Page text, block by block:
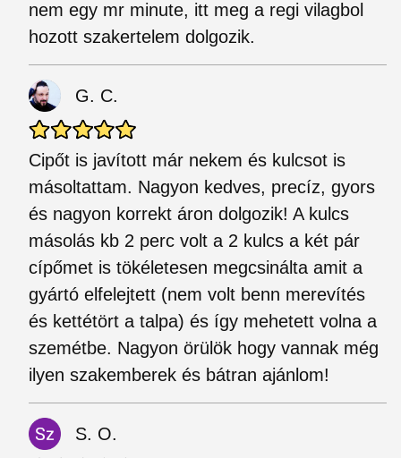
nem egy mr minute, itt meg a regi vilagbol
hozott szakertelem dolgozik.
G. C.
Cipőt is javított már nekem és kulcsot is
másoltattam. Nagyon kedves, precíz, gyors
és nagyon korrekt áron dolgozik! A kulcs
másolás kb 2 perc volt a 2 kulcs a két pár
cípőmet is tökéletesen megcsinálta amit a
gyártó elfelejtett (nem volt benn merevítés
és kettétört a talpa) és így mehetett volna a
szemétbe. Nagyon örülök hogy vannak még
ilyen szakemberek és bátran ajánlom!
S. O.